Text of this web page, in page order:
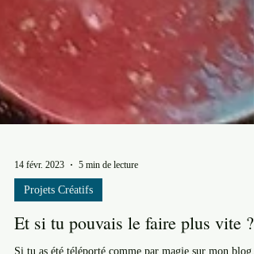
14 févr. 2023 5 min de lecture